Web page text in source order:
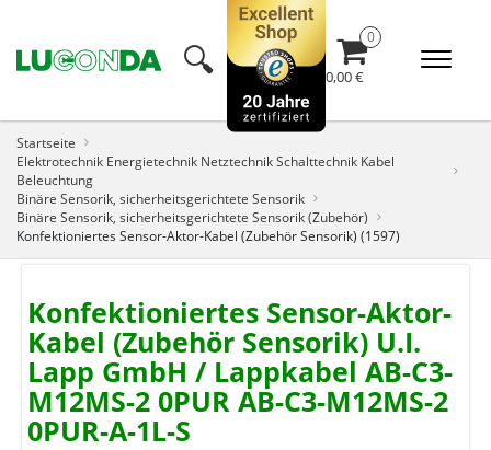
🔍︎ 0,00 €
Startseite
Elektrotechnik Energietechnik Netztechnik Schalttechnik Kabel
Beleuchtung
Binäre Sensorik, sicherheitsgerichtete Sensorik
Binäre Sensorik, sicherheitsgerichtete Sensorik (Zubehör)
Konfektioniertes Sensor-Aktor-Kabel (Zubehör Sensorik) (1597)
Konfektioniertes Sensor-Aktor-
Kabel (Zubehör Sensorik) U.I.
Lapp GmbH / Lappkabel AB-C3-
M12MS-2 0PUR AB-C3-M12MS-2
0PUR-A-1L-S